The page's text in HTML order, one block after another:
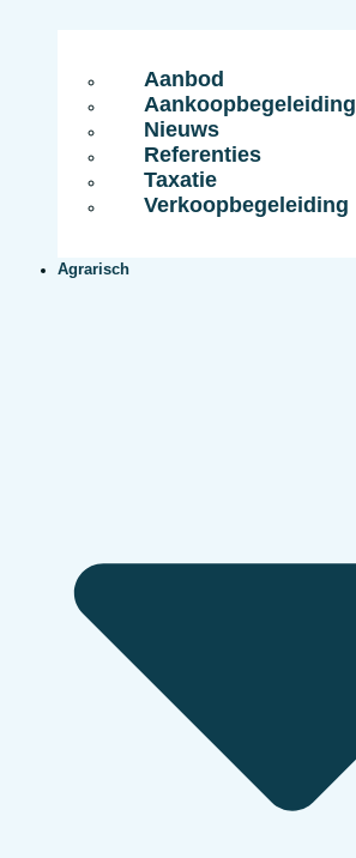
Aanbod
Aankoopbegeleiding
Nieuws
Referenties
Taxatie
Verkoopbegeleiding
Agrarisch